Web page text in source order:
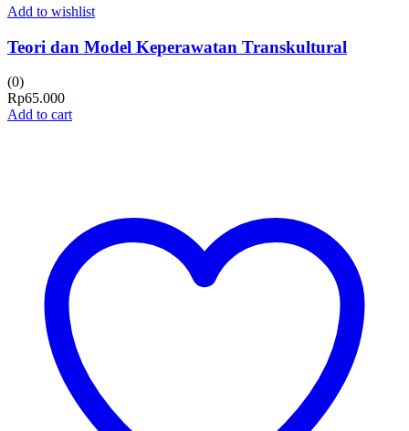
Add to wishlist
Teori dan Model Keperawatan Transkultural
(0)
Rp65.000
Add to cart